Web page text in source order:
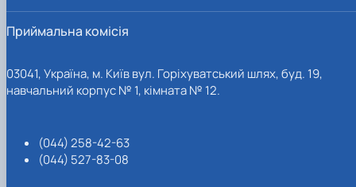
Приймальна комісія
03041, Україна, м. Київ вул. Горіхуватський шлях, буд. 19,
навчальний корпус № 1, кімната № 12.
(044) 258-42-63
(044) 527-83-08